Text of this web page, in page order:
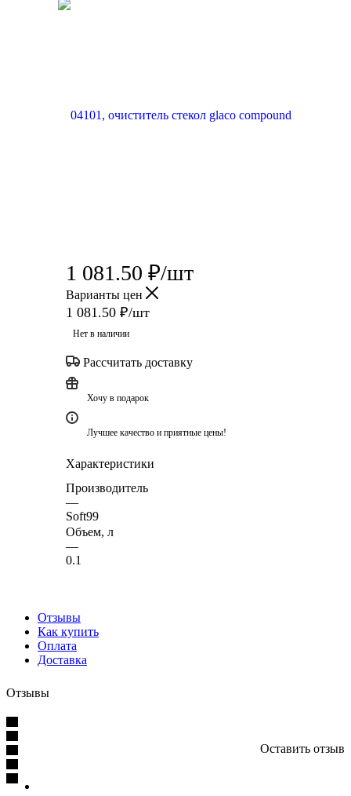
1 081.50 ₽/шт
Варианты цен
1 081.50 ₽/шт
Нет в наличии
Рассчитать доставку
Хочу в подарок
Лучшее качество и приятные цены!
Характеристики
Производитель
—
Soft99
Объем, л
—
0.1
Отзывы
Как купить
Оплата
Доставка
Отзывы
Оставить отзыв